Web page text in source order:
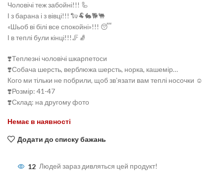
Чоловічі теж забойні!!! 🦾
І з барана і з вівці!!! 🐑🐏🐇🐕🐫
«Шьоб ві білі все спокойні»!!! 😴
І в теплі були кінці!!!🦵🧦
❣️Теплезні чоловічі шкарпетоси
❣️Собача шерсть, верблюжа шерсть, норка, кашемір…
Кого ми тільки не побрили, щоб звʼязати вам теплі носочки ☺️
❣️Розмір: 41-47
❣️Склад: на другому фото
Немає в наявності
Додати до списку бажань
12 Людей зараз дивляться цей продукт!